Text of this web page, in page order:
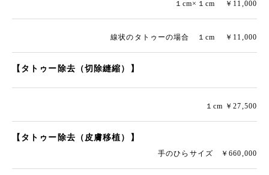
１cm×１cm ￥11,000
線状のタトゥーの場合 １cm ￥11,000
【タトゥー除去（切除縫縮）】
１cm ￥27,500
【タトゥー除去（皮膚移植）】
手のひらサイズ ￥660,000